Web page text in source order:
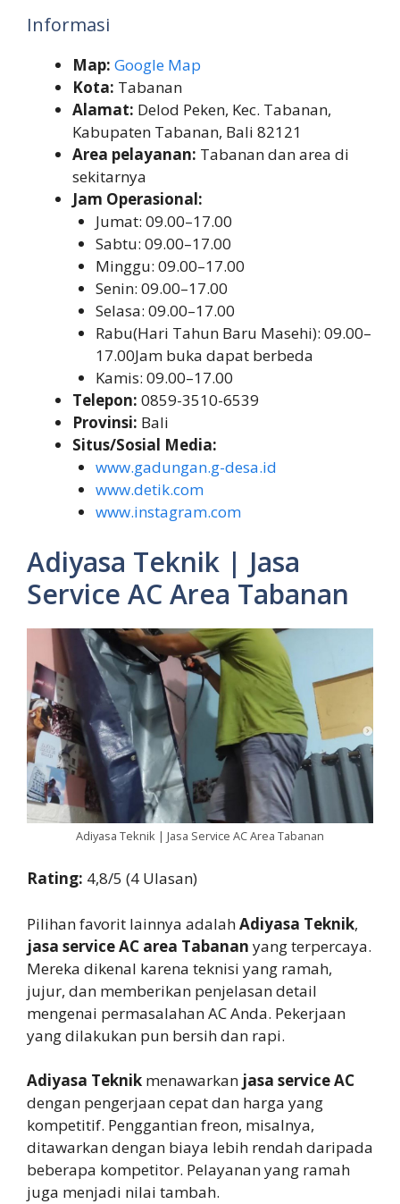
Informasi
Map: Google Map
Kota: Tabanan
Alamat: Delod Peken, Kec. Tabanan,
Kabupaten Tabanan, Bali 82121
Area pelayanan: Tabanan dan area di
sekitarnya
Jam Operasional:
Jumat: 09.00–17.00
Sabtu: 09.00–17.00
Minggu: 09.00–17.00
Senin: 09.00–17.00
Selasa: 09.00–17.00
Rabu(Hari Tahun Baru Masehi): 09.00–
17.00Jam buka dapat berbeda
Kamis: 09.00–17.00
Telepon: 0859-3510-6539
Provinsi: Bali
Situs/Sosial Media:
www.gadungan.g-desa.id
www.detik.com
www.instagram.com
Adiyasa Teknik | Jasa
Service AC Area Tabanan
Adiyasa Teknik | Jasa Service AC Area Tabanan
Rating: 4,8/5 (4 Ulasan)
Pilihan favorit lainnya adalahAdiyasa Teknik,
jasa service AC area Tabanan yang terpercaya.
Mereka dikenal karena teknisi yang ramah,
jujur, dan memberikan penjelasan detail
mengenai permasalahan AC Anda. Pekerjaan
yang dilakukan pun bersih dan rapi.
Adiyasa Teknik menawarkan jasa service AC
dengan pengerjaan cepat dan harga yang
kompetitif. Penggantian freon, misalnya,
ditawarkan dengan biaya lebih rendah daripada
beberapa kompetitor. Pelayanan yang ramah
juga menjadi nilai tambah.